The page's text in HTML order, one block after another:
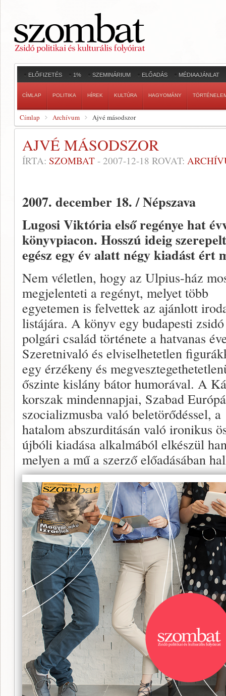
ELŐFIZETÉS 1% SZEMINÁRIUM ELŐADÁS MÉDIAAJÁNLAT
CÍMLAP POLITIKA HÍREK KULTÚRA HAGYOMÁNY
Címlap Archívum Ajvé másodszor
AJVÉ MÁSODSZOR
ÍRTA: SZOMBAT - 2007-12-18 ROVAT:
2007. december 18. / Népszava
Lugosi Viktória első regénye hat
könyvpiacon. Hosszú ideig
egész egy év alatt négy kiadást ért
Nem véletlen, hogy az Ulpius-ház
megjelenteti a regényt, melyet több
egyetemen is felvettek az ajánlott
listájára. A könyv egy budapesti zsidó
polgári család története a hatvanas
Szeretnivaló és elviselhetetlen
egy érzékeny és
őszinte kislány bátor humorával. A
korszak mindennapjai, Szabad
szocializmusba való beletörődéssel, a
hatalom abszurditásán való ironikus
újbóli kiadása alkalmából elkészül
melyen a mű a szerző előadásában